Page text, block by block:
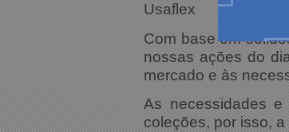
Usaflex
Com base em
nossas ações do
mercado e às
As necessidades
coleções, por isso,